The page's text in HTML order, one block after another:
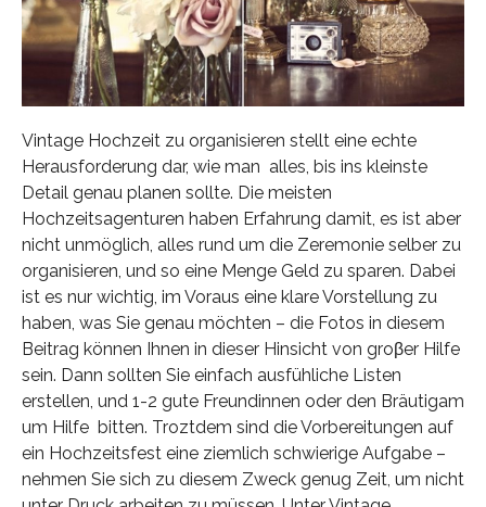
Vintage Hochzeit zu organisieren stellt eine echte
Herausforderung dar, wie man alles, bis ins kleinste
Detail genau planen sollte. Die meisten
Hochzeitsagenturen haben Erfahrung damit, es ist aber
nicht unmöglich, alles rund um die Zeremonie selber zu
organisieren, und so eine Menge Geld zu sparen. Dabei
ist es nur wichtig, im Voraus eine klare Vorstellung zu
haben, was Sie genau möchten – die Fotos in diesem
Beitrag können Ihnen in dieser Hinsicht von groβer Hilfe
sein. Dann sollten Sie einfach ausfühliche Listen
erstellen, und 1-2 gute Freundinnen oder den Bräutigam
um Hilfe bitten. Troztdem sind die Vorbereitungen auf
ein Hochzeitsfest eine ziemlich schwierige Aufgabe –
nehmen Sie sich zu diesem Zweck genug Zeit, um nicht